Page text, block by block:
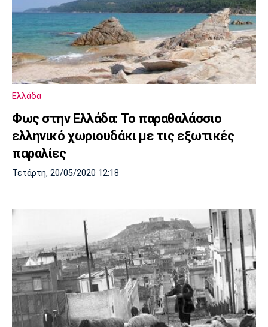
Ελλάδα
Φως στην Ελλάδα: Το παραθαλάσσιο
ελληνικό χωριουδάκι με τις εξωτικές
παραλίες
Τετάρτη, 20/05/2020 12:18